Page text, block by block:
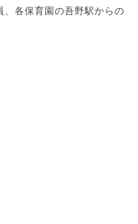
、各保育園の吾野駅からの